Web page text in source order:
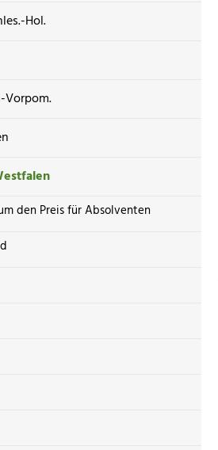
Hol.
Vorpom.
den Preis für Absolventen